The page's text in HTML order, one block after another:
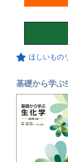
ほしいもの
基礎から学ぶ